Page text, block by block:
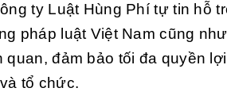
ty Luật Hùng Phí tự tin hỗ
pháp luật Việt Nam cũng
quan, đảm bảo tối đa quyền
tổ chức.